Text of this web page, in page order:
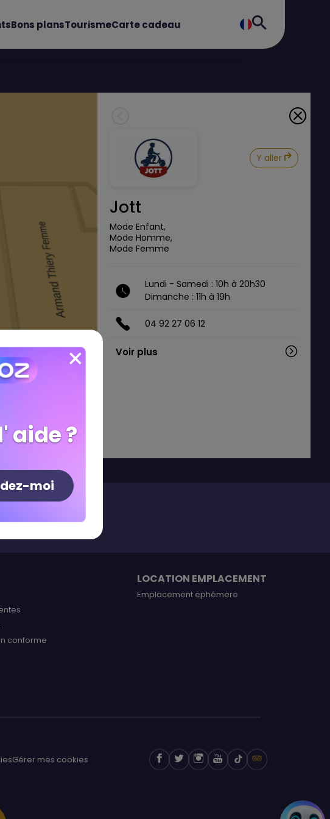
Bons plansTourismeCarte cadeau
Y aller
Jott
Mode Enfant,
Mode Homme,
Mode Femme
Lundi - Samedi : 10h à 20h30
Dimanche : 11h à 19h
04 92 27 06 12
Voir plus
conforme
LOCATION EMPLACEMENT
Emplacement éphémère
Gérer mes cookies
aide ?
moi